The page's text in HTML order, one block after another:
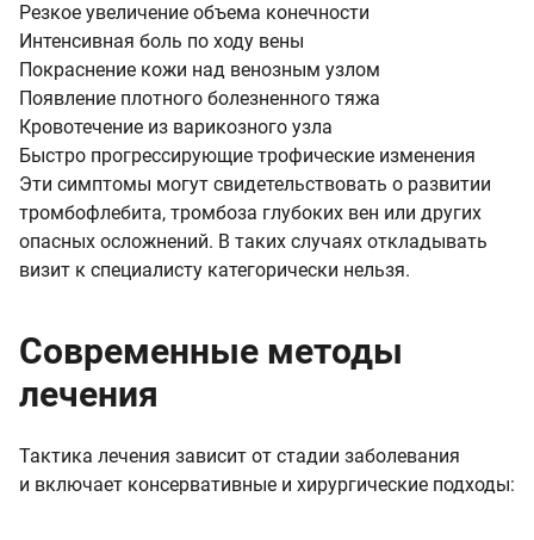
Резкое увеличение объема конечности
Интенсивная боль по ходу вены
Покраснение кожи над венозным узлом
Появление плотного болезненного тяжа
Кровотечение из варикозного узла
Быстро прогрессирующие трофические изменения
Эти симптомы могут свидетельствовать о развитии
тромбофлебита, тромбоза глубоких вен или других
опасных осложнений. В таких случаях откладывать
визит к специалисту категорически нельзя.
Современные методы
лечения
Тактика лечения зависит от стадии заболевания
и включает консервативные и хирургические подходы: